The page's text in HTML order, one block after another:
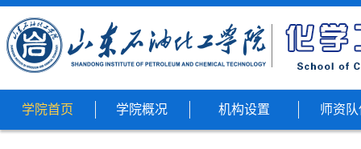
学院首页 学院概况 机构设置 师资